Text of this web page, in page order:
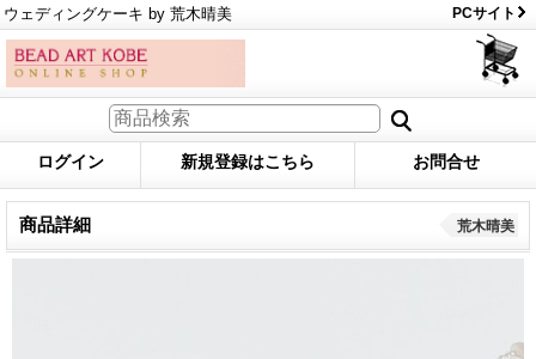
ウェディングケーキ by 荒木晴美 PCサイト
ログイン 新規登録はこちら お問合せ
商品詳細 荒木晴美